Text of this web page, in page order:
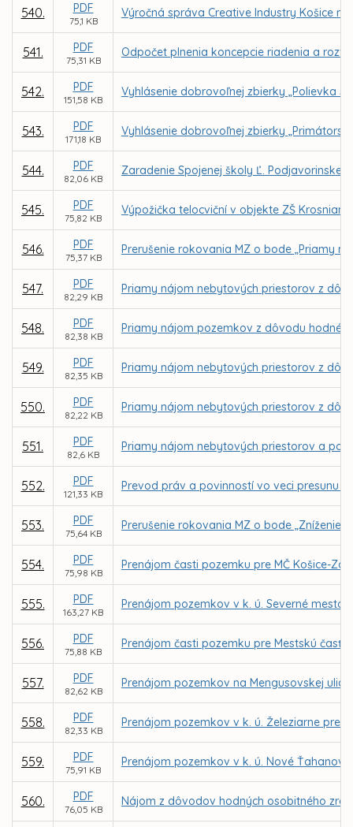
540. PDF
75,1 KB
Výročná správa Creative Industry Košice n.
541. PDF
75,31 KB
Odpočet plnenia koncepcie riadenia a
542. PDF
151,58 KB
Vyhlásenie dobrovoľnej zbierky „Polievka
543. PDF
171,18 KB
Vyhlásenie dobrovoľnej zbierky
544. PDF
82,06 KB
Zaradenie Spojenej školy Ľ. Podjavorinskej
545. PDF
75,82 KB
Výpožička telocviční v objekte ZŠ
546. PDF
75,37 KB
Prerušenie rokovania MZ o bode „Priamy
547. PDF
82,29 KB
Priamy nájom nebytových priestorov z
548. PDF
82,38 KB
Priamy nájom pozemkov z dôvodu
549. PDF
82,35 KB
Priamy nájom nebytových priestorov z
550. PDF
82,22 KB
Priamy nájom nebytových priestorov z
551. PDF
82,6 KB
Priamy nájom nebytových priestorov a
552. PDF
121,33 KB
Prevod práv a povinností vo veci presunu
553. PDF
75,64 KB
Prerušenie rokovania MZ o bode
554. PDF
75,98 KB
Prenájom časti pozemku pre MČ Košice-
555. PDF
163,27 KB
Prenájom pozemkov v k. ú. Severné
556. PDF
75,88 KB
Prenájom časti pozemku pre Mestskú časť
557. PDF
82,62 KB
Prenájom pozemkov na Mengusovskej
558. PDF
82,33 KB
Prenájom pozemkov v k. ú. Železiarne pre
559. PDF
75,91 KB
Prenájom pozemkov v k. ú. Nové
560. PDF
76,05 KB
Nájom z dôvodov hodných osobitného